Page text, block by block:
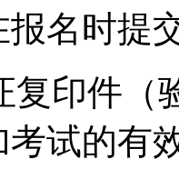
名时提
印件（
考试的有